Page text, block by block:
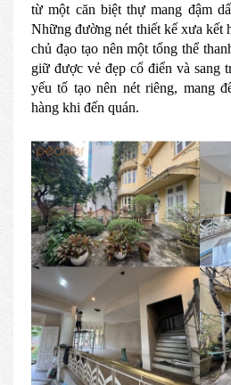
từ một căn biệt thự mang đậm
Những đường nét thiết kế xưa kết
chủ đạo tạo nên một tổng thể
giữ được vẻ đẹp cổ điển và sang
yếu tố tạo nên nét riêng, mang
hàng khi đến quán.